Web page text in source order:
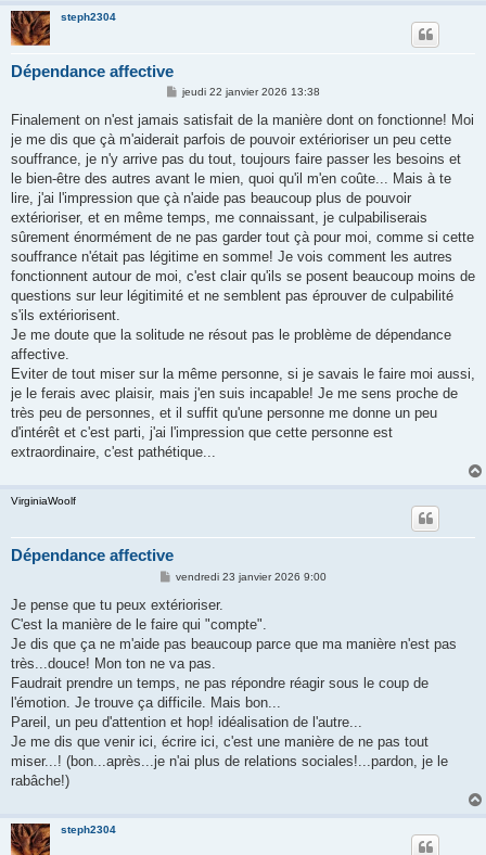
steph2304
Dépendance affective
M
s
a
g
jeudi 22 janvier 2026 13:38
Finalement on n'est jamais satisfait de la manière dont on fonctionne! Moi
je me dis que çà m'aiderait parfois de pouvoir extérioriser un peu cette
souffrance, je n'y arrive pas du tout, toujours faire passer les besoins et
le bien-être des autres avant le mien, quoi qu'il m'en coûte... Mais à te
lire, j'ai l'impression que çà n'aide pas beaucoup plus de pouvoir
extérioriser, et en même temps, me connaissant, je culpabiliserais
sûrement énormément de ne pas garder tout çà pour moi, comme si cette
souffrance n'était pas légitime en somme! Je vois comment les autres
fonctionnent autour de moi, c'est clair qu'ils se posent beaucoup moins de
questions sur leur légitimité et ne semblent pas éprouver de culpabilité
s'ils extériorisent.
Je me doute que la solitude ne résout pas le problème de dépendance
affective.
Eviter de tout miser sur la même personne, si je savais le faire moi aussi,
je le ferais avec plaisir, mais j'en suis incapable! Je me sens proche de
très peu de personnes, et il suffit qu'une personne me donne un peu
d'intérêt et c'est parti, j'ai l'impression que cette personne est
extraordinaire, c'est pathétique...
VirginiaWoolf
Dépendance affective
M
s
a
g
vendredi 23 janvier 2026 9:00
Je pense que tu peux extérioriser.
C'est la manière de le faire qui "compte".
Je dis que ça ne m'aide pas beaucoup parce que ma manière n'est pas
très...douce! Mon ton ne va pas.
Faudrait prendre un temps, ne pas répondre réagir sous le coup de
l'émotion. Je trouve ça difficile. Mais bon...
Pareil, un peu d'attention et hop! idéalisation de l'autre...
Je me dis que venir ici, écrire ici, c'est une manière de ne pas tout
miser...! (bon...après...je n'ai plus de relations sociales!...pardon, je le
rabâche!)
steph2304